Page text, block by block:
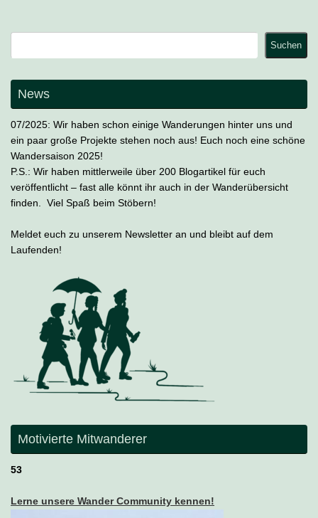
Suchen
News
07/2025: Wir haben schon einige Wanderungen hinter uns und
ein paar große Projekte stehen noch aus! Euch noch eine schöne
Wandersaison 2025!
P.S.: Wir haben mittlerweile über 200 Blogartikel für euch
veröffentlicht – fast alle könnt ihr auch in der Wanderübersicht
finden. Viel Spaß beim Stöbern!
Meldet euch zu unserem Newsletter an und bleibt auf dem
Laufenden!
Motivierte Mitwanderer
53
Lerne unsere Wander Community kennen!